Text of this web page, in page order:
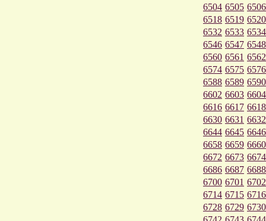
6504 6505 6506
6518 6519 6520
6532 6533 6534
6546 6547 6548
6560 6561 6562
6574 6575 6576
6588 6589 6590
6602 6603 6604
6616 6617 6618
6630 6631 6632
6644 6645 6646
6658 6659 6660
6672 6673 6674
6686 6687 6688
6700 6701 6702
6714 6715 6716
6728 6729 6730